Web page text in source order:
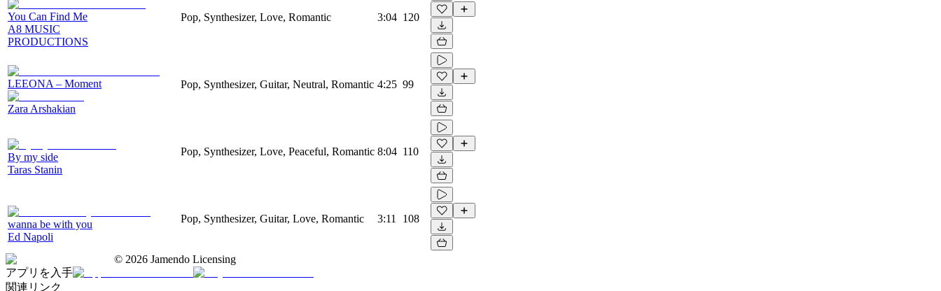
You Can Find Me
A8 MUSIC
PRODUCTIONS
Pop, Synthesizer, Love, Romantic 3:04 120
LEEONA – Moment
Zara Arshakian
Pop, Synthesizer, Guitar, Neutral, Romantic 4:25 99
By my side
Taras Stanin
Pop, Synthesizer, Love, Peaceful, Romantic 8:04 110
wanna be with you
Ed Napoli
Pop, Synthesizer, Guitar, Love, Romantic 3:11 108
© 2026 Jamendo Licensing
アプリを入手
関連リンク